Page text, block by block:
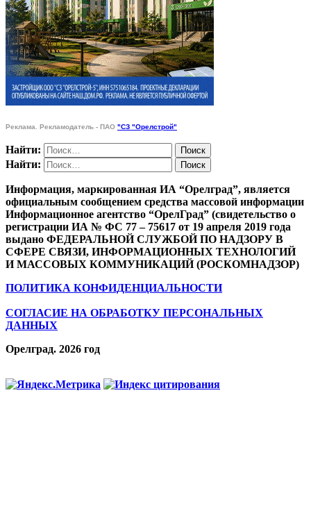
Реклама. Рекламодатель - ПАО "СЗ "Орелстрой"
Найти:
Найти:
Информация, маркированная ИА “Орелград”, является
официальным сообщением средства массовой информации
Информационное агентство “ОрелГрад” (свидетельство о
регистрации ИА № ФС 77 – 75617 от 19 апреля 2019 года
выдано ФЕДЕРАЛЬНОЙ СЛУЖБОЙ ПО НАДЗОРУ В
СФЕРЕ СВЯЗИ, ИНФОРМАЦИОННЫХ ТЕХНОЛОГИЙ
И МАССОВЫХ КОММУНИКАЦИЙ (РОСКОМНАДЗОР)
ПОЛИТИКА КОНФИДЕНЦИАЛЬНОСТИ
СОГЛАСИЕ НА ОБРАБОТКУ ПЕРСОНАЛЬНЫХ
ДАННЫХ
Орелград. 2026 год